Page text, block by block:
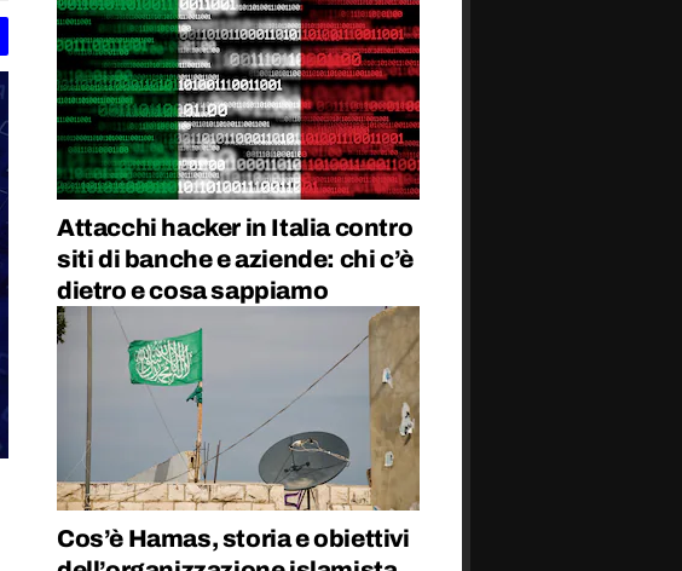
Attacchi hacker in Italia contro
siti di banche e aziende: chi c’è
dietro e cosa sappiamo
Cos’è Hamas, storia e obiettivi